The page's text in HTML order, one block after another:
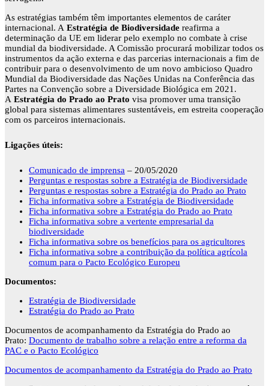
As estratégias também têm importantes elementos de caráter
internacional. A Estratégia de Biodiversidade reafirma a
determinação da UE em liderar pelo exemplo no combate à crise
mundial da biodiversidade. A Comissão procurará mobilizar todos os
instrumentos da ação externa e das parcerias internacionais a fim de
contribuir para o desenvolvimento de um novo ambicioso Quadro
Mundial da Biodiversidade das Nações Unidas na Conferência das
Partes na Convenção sobre a Diversidade Biológica em 2021.
A Estratégia do Prado ao Prato visa promover uma transição
global para sistemas alimentares sustentáveis, em estreita cooperação
com os parceiros internacionais.
Ligações úteis:
Comunicado de imprensa – 20/05/2020
Perguntas e respostas sobre a Estratégia de Biodiversidade
Perguntas e respostas sobre a Estratégia do Prado ao Prato
Ficha informativa sobre a Estratégia de Biodiversidade
Ficha informativa sobre a Estratégia do Prado ao Prato
Ficha informativa sobre a vertente empresarial da
biodiversidade
Ficha informativa sobre os benefícios para os agricultores
Ficha informativa sobre a contribuição da política agrícola
comum para o Pacto Ecológico Europeu
Documentos:
Estratégia de Biodiversidade
Estratégia do Prado ao Prato
Documentos de acompanhamento da Estratégia do Prado ao
Prato: Documento de trabalho sobre a relação entre a reforma da
PAC e o Pacto Ecológico
Documentos de acompanhamento da Estratégia do Prado ao Prato